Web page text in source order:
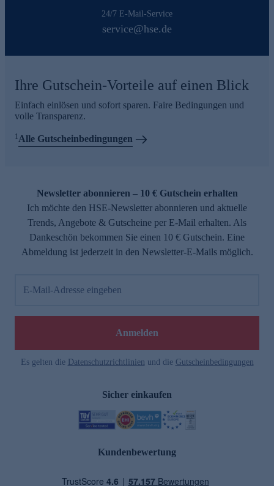
24/7 E-Mail-Service
service@hse.de
Ihre Gutschein-Vorteile auf einen Blick
Einfach einlösen und sofort sparen. Faire Bedingungen und
volle Transparenz.
1Alle Gutscheinbedingungen
Newsletter abonnieren – 10 € Gutschein erhalten
Ich möchte den HSE-Newsletter abonnieren und aktuelle
Trends, Angebote & Gutscheine per E-Mail erhalten. Als
Dankeschön bekommen Sie einen 10 € Gutschein. Eine
Abmeldung ist jederzeit in den Newsletter-E-Mails möglich.
E-Mail-Adresse eingeben
Anmelden
Es gelten die Datenschutzrichtlinien und die Gutscheinbedingungen
Sicher einkaufen
Kundenbewertung